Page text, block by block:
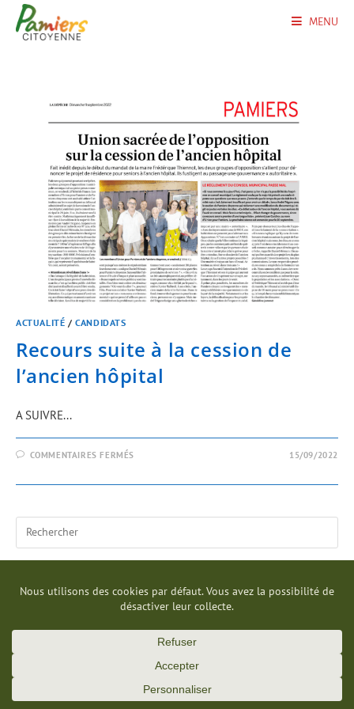
MENU
ACTUALITÉ /CANDIDATS
Recours suite à la cession de
l’ancien hôpital
A SUIVRE...
COMMENTAIRES FERMÉS 15/09/2022